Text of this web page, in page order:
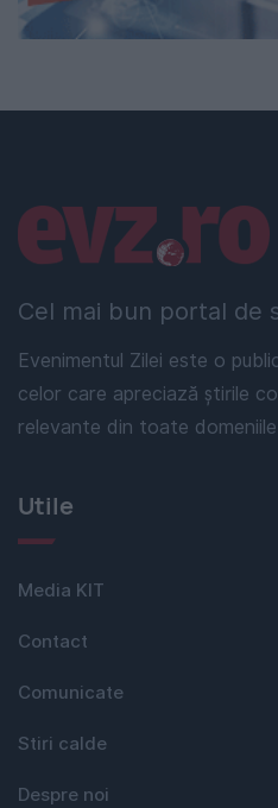
Cel mai bun portal de
Evenimentul Zilei este o
celor care apreciază știrile
relevante din toate
Linkuri utile
Utile
Media KIT
Contact
Comunicate
Stiri calde
Despre noi